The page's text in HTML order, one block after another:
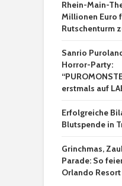
Rhein-Main-
Millionen Euro
Rutschenturm
Sanrio
Horror-Party:
erstmals auf
Erfolgreiche
Blutspende in
Grinchmas,
Parade: So
Orlando